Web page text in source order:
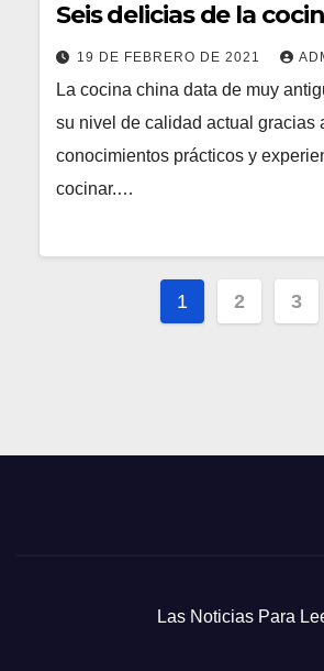
Seis delicias de la
19 DE FEBRERO DE 2021
La cocina china data de muy
su nivel de calidad actual gracias
conocimientos prácticos y
cocinar.…
Paginación
1 2 3
Las Noticias Para